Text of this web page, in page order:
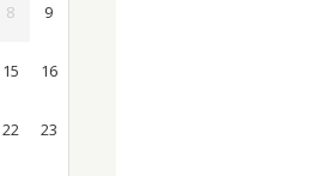
8 9
15 16
22 23